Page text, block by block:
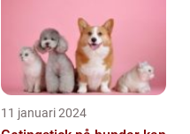
11 januari 2024